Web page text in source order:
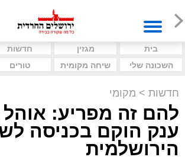
בית מגזין חדשות
השכונה שלי
שיחה מקומית טורים
חדשות > מקומי
להם זה מפריע:
ענק הוקם בכניסה
הירושלמית